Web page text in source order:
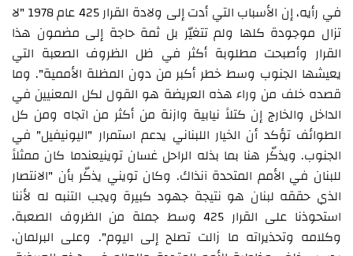
في رأيه، إن الأسباب التي أدت إلى ولادة القرار 425 عام 1978 "لا
تزال موجودة كلها ولم تتغيّر بل ثمة حاجة إلى مضمون هذا
القرار وأصبحت مطلوبة أكثر في ظل الظروف الصعبة التي
يعيشها الجنوب وسط خطر أكبر من دون المظلة الأممية". وما
قصده خلف من وراء هذه العريضة هو القول لكل المعنيين في
الداخل والخارج إن كتلاً نيابية وازنة من أكثر من اتجاه ومن كل
الطوائف تؤكد أن الخيار اللبناني يدعم استمرار "اليونيفيل" في
الجنوب. ويذكّر هنا بما بذله الراحل غسان توينيعندما كان ممثلاً
للبنان في الأمم المتحدة آنذاك. وكان تويني يذكّر بأن "الانتصار
الذي حققه لبنان هو نتيجة جهود كبيرة ويجب التنبه له لأننا
استحوذنا على القرار 425 وسط جملة من الظروف الصعبة،
وكلامه وتحذيراته ما زالت تصلح إلى اليوم". وعلى البرلمان،